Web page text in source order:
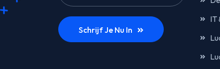
Schrijf Je Nu In
IT